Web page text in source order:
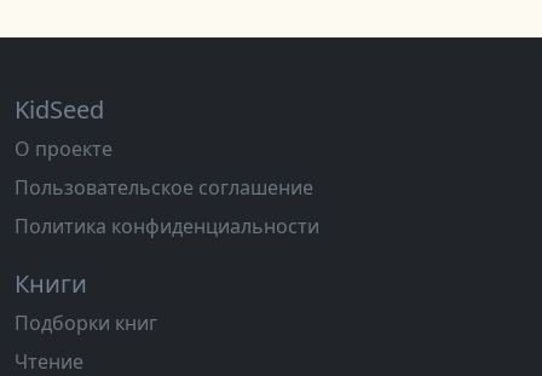
KidSeed
О проекте
Пользовательское соглашение
Политика конфиденциальности
Книги
Подборки книг
Чтение